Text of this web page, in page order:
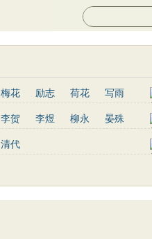
梅花 励志 荷花
写雨
边塞 柳树 写鸟
桃花
李贺 李煜 柳永
晏殊
曾巩
司马迁 元好问
曹雪芹
清代